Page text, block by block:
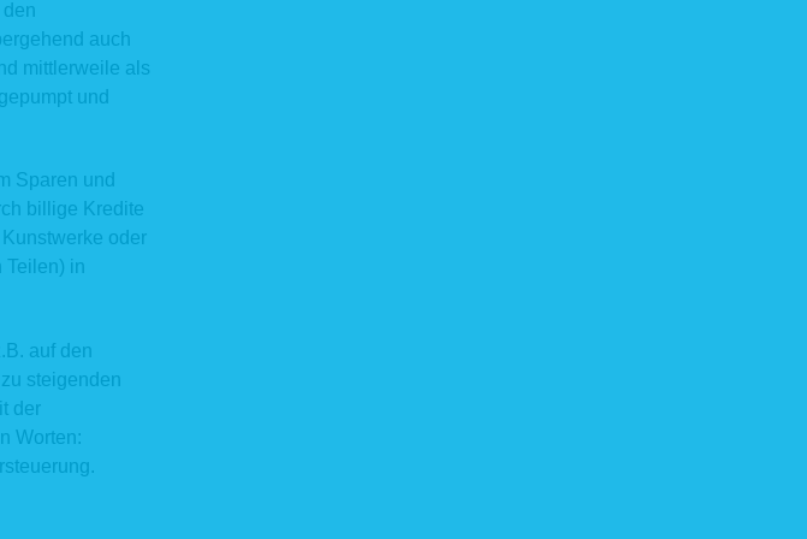
auch
mittlerweile als
und
Sparen und
billige Kredite
oder
Teilen) in
auf den
steigenden
der
Worten:
durch die Nutzer zu ermöglichen.
unser berechtigtes Interesse an einer korrekten
Art. 6 Abs. 1 lit. f DSGVO bzw. § 25 Abs. 1
und -stabilität sowie administrativen
Speicherung der Daten bzw. der Logfiles ist
Abs. 2 Nr. 2 TTDSG.
gespeichert. Anhand dieser Daten ist uns ein
spätestens sieben Tagen werden die Daten
anonymisiert, sodass es nicht mehr möglich ist,
Form werden die Daten daneben
dieser Daten zusammen mit anderen
welches Sie für die elektronische
Möglichkeit wahr, so werden die von Ihnen in der
und gespeichert: